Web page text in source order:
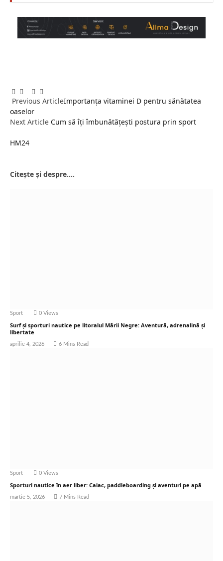
Facebook
Twitter
Pinterest
LinkedIn
Tumblr
Previous ArticleImportanța vitaminei D pentru sănătatea
oaselor
Next Article Cum să îți îmbunătățești postura prin sport
HM24
Citește și despre....
Sport 0 Views
Surf și sporturi nautice pe litoralul Mării Negre: Aventură, adrenalină și
libertate
aprilie 4, 2026 6 Mins Read
Sport 0 Views
Sporturi nautice în aer liber: Caiac, paddleboarding și aventuri pe apă
martie 5, 2026 7 Mins Read